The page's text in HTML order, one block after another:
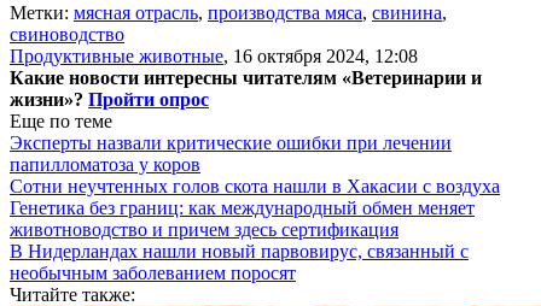
Метки: мясная отрасль, производства мяса, свинина,
свиноводство
Продуктивные животные, 16 октября 2024, 12:08
Какие новости интересны читателям «Ветеринарии и
жизни»? Пройти опрос
Еще по теме
Эксперты назвали критические ошибки при лечении
папилломатоза у коров
Сотни неучтенных голов скота нашли в Хакасии с воздуха
Генетика без границ: как международный обмен меняет
животноводство и причем здесь сертификация
В Нидерландах нашли новый парвовирус, связанный с
необычным заболеванием поросят
Читайте также: